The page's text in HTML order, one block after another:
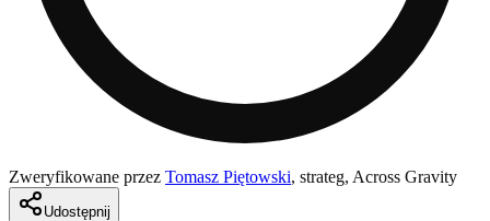
Zweryfikowane przez Tomasz Piętowski, strateg, Across Gravity
Udostępnij